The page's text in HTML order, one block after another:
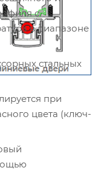
с
в диапазоне
стальных
при
цвета (ключ-